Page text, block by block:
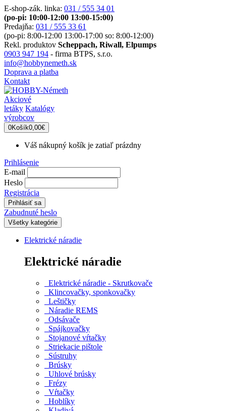
E-shop-zák. linka: 031 / 555 34 01
(po-pi: 10:00-12:00 13:00-15:00)
Predajňa: 031 / 555 33 61
(po-pi: 8:00-12:00 13:00-17:00 so: 8:00-12:00)
Rekl. produktov Scheppach, Riwall, Elpumps
0903 947 194 - firma BTPS, s.r.o.
info@hobbynemeth.sk
Doprava a platba
Kontakt
Akciové
letáky Katalógy
výrobcov
0Košík0,00€
Váš nákupný košík je zatiaľ prázdny
Prihlásenie
E-mail
Heslo
Registrácia
Zabudnuté heslo
Všetky kategórie
Elektrické náradie
Elektrické náradie
Elektrické náradie - Skrutkovače
Klincovačky, sponkovačky
Leštičky
Náradie REMS
Odsávače
Spájkovačky
Stojanové vŕtačky
Striekacie pištole
Sústruhy
Brúsky
Uhlové brúsky
Frézy
Vŕtačky
Hoblíky